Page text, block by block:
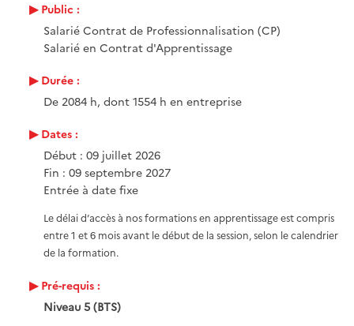
Public :
Salarié Contrat de Professionnalisation (CP)
Salarié en Contrat d'Apprentissage
Durée :
De 2084 h, dont 1554 h en entreprise
Dates :
Début : 09 juillet 2026
Fin : 09 septembre 2027
Entrée à date fixe
Le délai d’accès à nos formations en apprentissage est compris
entre 1 et 6 mois avant le début de la session, selon le calendrier
de la formation.
Pré-requis :
Niveau 5 (BTS)